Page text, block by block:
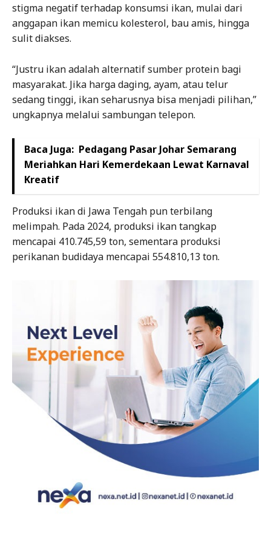
stigma negatif terhadap konsumsi ikan, mulai dari
anggapan ikan memicu kolesterol, bau amis, hingga
sulit diakses.
“Justru ikan adalah alternatif sumber protein bagi
masyarakat. Jika harga daging, ayam, atau telur
sedang tinggi, ikan seharusnya bisa menjadi pilihan,”
ungkapnya melalui sambungan telepon.
Baca Juga: Pedagang Pasar Johar Semarang
Meriahkan Hari Kemerdekaan Lewat Karnaval
Kreatif
Produksi ikan di Jawa Tengah pun terbilang
melimpah. Pada 2024, produksi ikan tangkap
mencapai 410.745,59 ton, sementara produksi
perikanan budidaya mencapai 554.810,13 ton.